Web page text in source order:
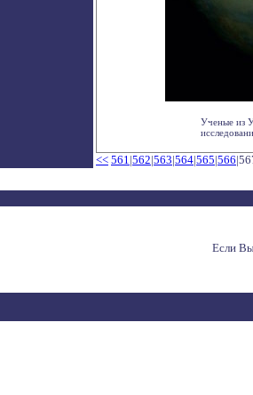
Ученые из
<< 561|562|563|564|565|566
Если